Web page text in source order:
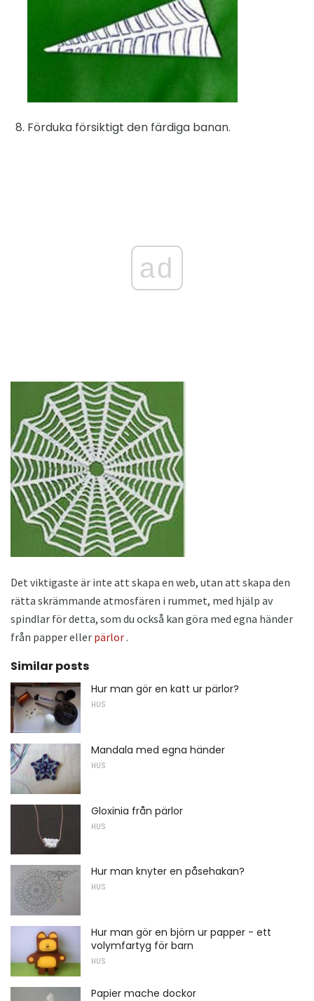
Förduka försiktigt den färdiga banan.
ad
Det viktigaste är inte att skapa en web, utan att skapa den
rätta skrämmande atmosfären i rummet, med hjälp av
spindlar för detta, som du också kan göra med egna händer
från papper eller pärlor.
Similar posts
Hur man gör en katt ur pärlor?
HUS
Mandala med egna händer
HUS
Gloxinia från pärlor
HUS
Hur man knyter en påsehakan?
HUS
Hur man gör en björn ur papper - ett
volymfartyg för barn
HUS
Papier mache dockor